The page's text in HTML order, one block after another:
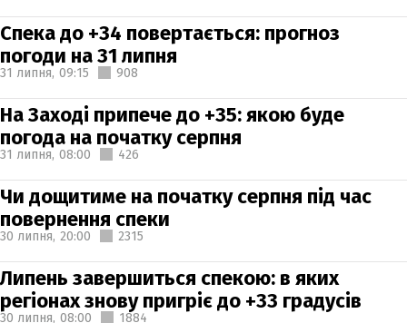
Спека до +34 повертається: прогноз
погоди на 31 липня
31 липня, 09:15 908
На Заході припече до +35: якою буде
погода на початку серпня
31 липня, 08:00 426
Чи дощитиме на початку серпня під час
повернення спеки
30 липня, 20:00 2315
Липень завершиться спекою: в яких
регіонах знову пригріє до +33 градусів
30 липня, 08:00 1884